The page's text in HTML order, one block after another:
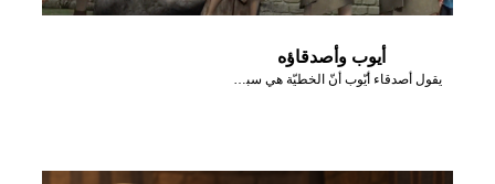
أيوب وأصدقاؤه
يقول أصدقاء أيّوب أنّ الخطيّة هي سبب مشاكله.